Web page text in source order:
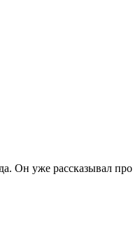
Он уже рассказывал про